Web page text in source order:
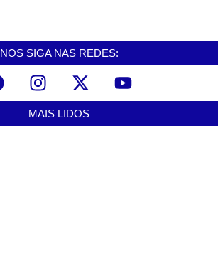
NOS SIGA NAS REDES:
MAIS LIDOS